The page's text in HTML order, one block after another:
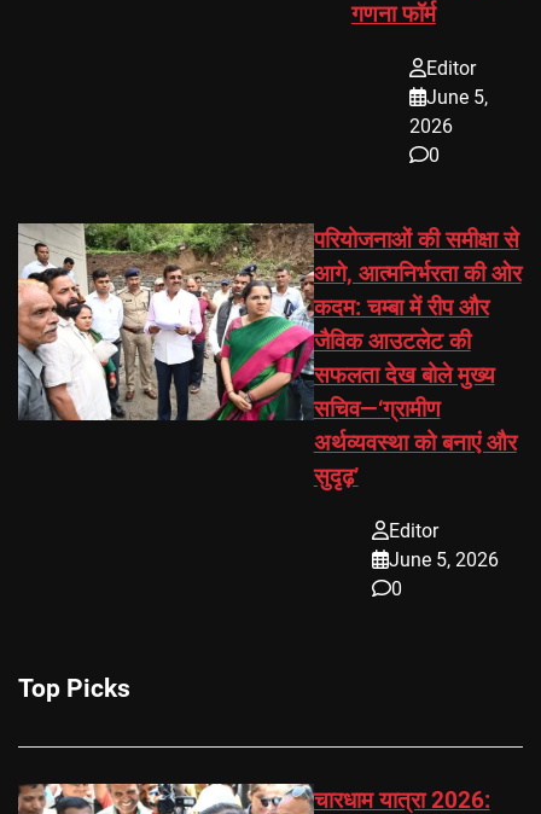
गणना फॉर्म
Editor
June 5,
2026
0
परियोजनाओं की समीक्षा से
आगे, आत्मनिर्भरता की ओर
कदम: चम्बा में रीप और
जैविक आउटलेट की
सफलता देख बोले मुख्य
सचिव—‘ग्रामीण
अर्थव्यवस्था को बनाएं और
सुदृढ़’
Editor
June 5, 2026
0
Top Picks
चारधाम यात्रा 2026: